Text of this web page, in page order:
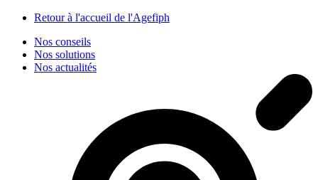
Retour à l'accueil de l'Agefiph
Nos conseils
Nos solutions
Nos actualités